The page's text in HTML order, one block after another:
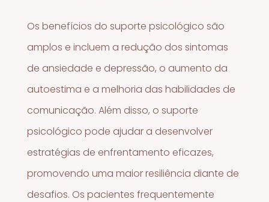
Os benefícios do suporte psicológico são
amplos e incluem a redução dos sintomas
de ansiedade e depressão, o aumento da
autoestima e a melhoria das habilidades de
comunicação. Além disso, o suporte
psicológico pode ajudar a desenvolver
estratégias de enfrentamento eficazes,
promovendo uma maior resiliência diante de
desafios. Os pacientes frequentemente